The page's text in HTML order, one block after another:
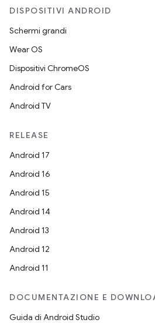
DISPOSITIVI ANDROID
Schermi grandi
Wear OS
Dispositivi ChromeOS
Android for Cars
Android TV
RELEASE
Android 17
Android 16
Android 15
Android 14
Android 13
Android 12
Android 11
DOCUMENTAZIONE E
Guida di Android Studio